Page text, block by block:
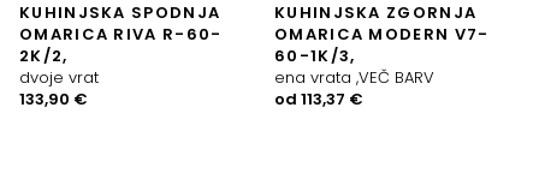
KUHINJSKA SPODNJA
OMARICA RIVA R-60-
2K/2,
dvoje vrat
133,90 €
KUHINJSKA ZGORNJA
OMARICA MODERN V7-
60-1K/3,
ena vrata ,VEČ BARV
od 113,37 €